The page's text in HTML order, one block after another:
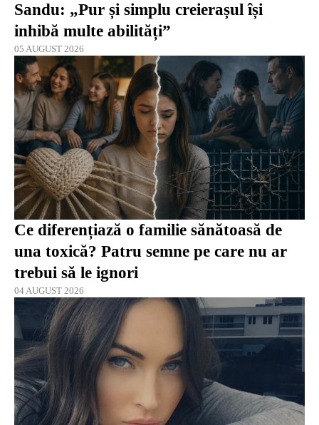
Sandu: „Pur și simplu creierașul își
inhibă multe abilități”
05 AUGUST 2026
Ce diferențiază o familie sănătoasă de
una toxică? Patru semne pe care nu ar
trebui să le ignori
04 AUGUST 2026